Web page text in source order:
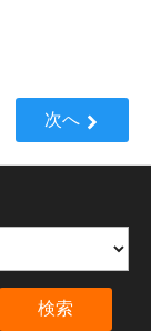
次へ
検索